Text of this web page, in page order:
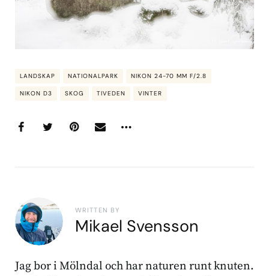
LANDSKAP NATIONALPARK NIKON 24-70 MM F/2.8
NIKON D3 SKOG TIVEDEN VINTER
WRITTEN BY
Mikael Svensson
Jag bor i Mölndal och har naturen runt knuten.